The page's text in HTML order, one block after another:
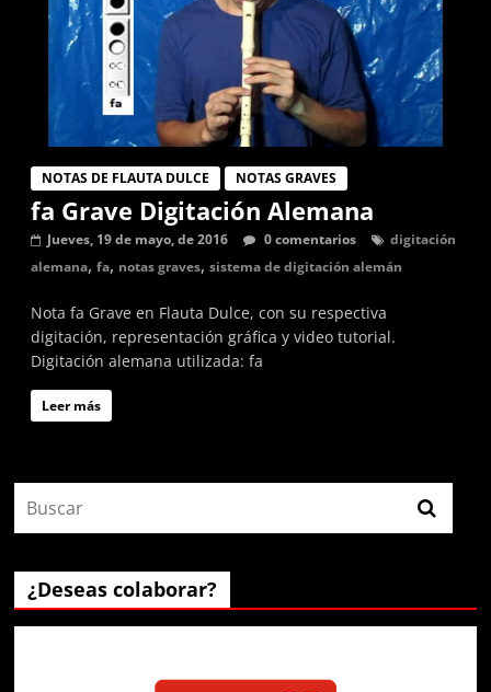
NOTAS DE FLAUTA DULCE NOTAS GRAVES
fa Grave Digitación Alemana
Jueves, 19 de mayo, de 2016 0 comentarios
digitación
alemana,fa, notas graves,sistema de digitación alemán
Nota fa Grave en Flauta Dulce, con su respectiva
digitación, representación gráfica y video tutorial.
Digitación alemana utilizada: fa
Leer más
¿Deseas colaborar?